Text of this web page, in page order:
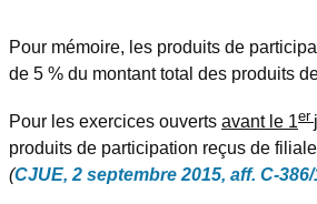
Pour mémoire, les produits de
de 5 % du montant total des produits
Pour les exercices ouvertsavant le 1er
produits de participation reçus de
(CJUE, 2 septembre 2015, aff. C-